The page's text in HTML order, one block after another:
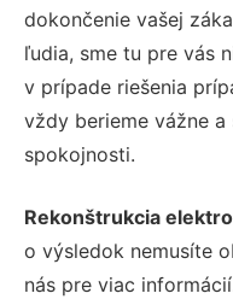
dokončenie vašej
ľudia, sme tu pre vás
v prípade riešenia
vždy berieme vážne
spokojnosti.
Rekonštrukcia
o výsledok nemusíte
nás pre viac